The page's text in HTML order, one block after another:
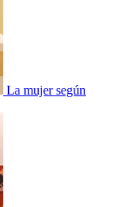
La mujer según